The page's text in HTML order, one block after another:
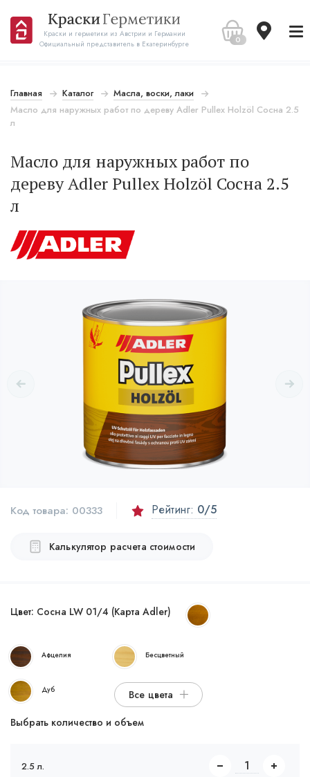
Краски и герметики из Австрии и Германии
Официальный представитель в Екатеринбурге
0
Главная Каталог
Масла, воски, лаки
Масло для наружных работ по дереву Adler Pullex Holzöl Сосна 2.5
л
Масло для наружных работ по
дереву Adler Pullex Holzöl Сосна 2.5
л
Код товара: 00333 Рейтинг: 0/5
Калькулятор расчета стоимости
Цвет: Сосна LW 01/4 (Карта Adler)
Афцелия Бесцветный
Дуб
Все цвета
Выбрать количество и объем
2.5 л.